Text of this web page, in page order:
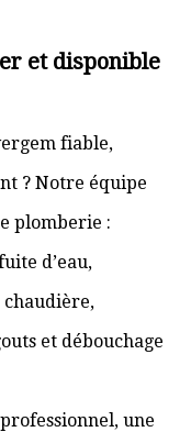
et disponible
fiable,
? Notre équipe
plomberie :
d’eau,
et débouchage
une